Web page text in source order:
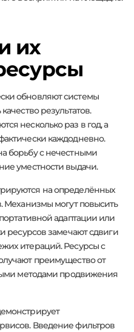
их
обновляют системы
результатов.
несколько раз в год, а
каждодневно.
борьбу с нечестными
уместности выдачи.
на определённых
Механизмы могут повысить
адаптации или
ресурсов замечают сдвиги
итераций. Ресурсы с
преимущество от
методами продвижения
Введение фильтров